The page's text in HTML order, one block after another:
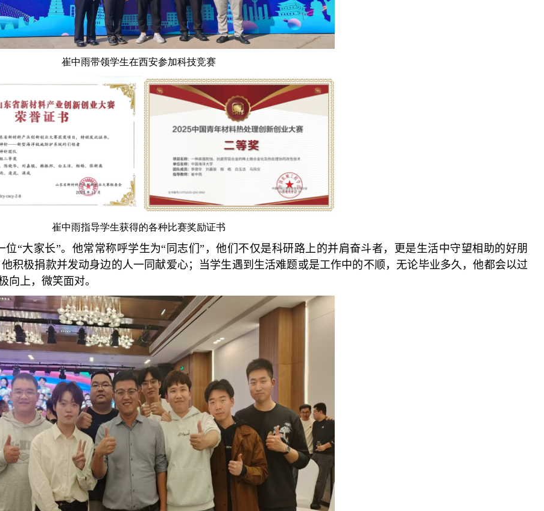
崔中雨带领学生在西安参加科技竞赛
崔中雨指导学生获得的各种比赛奖励证书
位“大家长”。他常常称呼学生为“同志们”，他们不仅是科研路上的并肩奋斗者，更是生活中守望相助的好朋
积极捐款并发动身边的人一同献爱心；当学生遇到生活难题或是工作中的不顺，无论毕业多久，他都会以过
向上，微笑面对。